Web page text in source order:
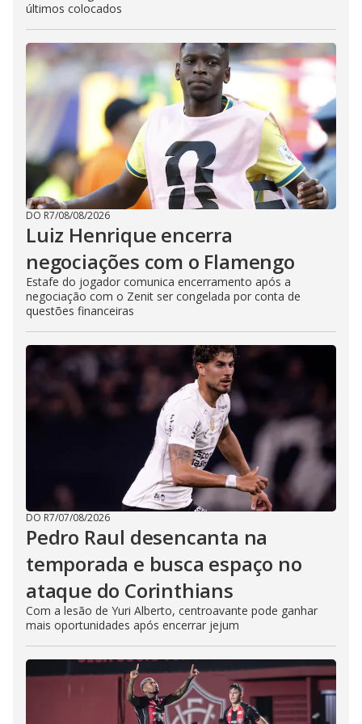
últimos colocados
DO R7/08/08/2026
Luiz Henrique encerra
negociações com o Flamengo
Estafe do jogador comunica encerramento após a
negociação com o Zenit ser congelada por conta de
questões financeiras
DO R7/07/08/2026
Pedro Raul desencanta na
temporada e busca espaço no
ataque do Corinthians
Com a lesão de Yuri Alberto, centroavante pode ganhar
mais oportunidades após encerrar jejum